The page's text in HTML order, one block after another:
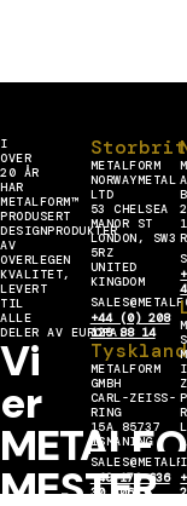
I
OVER
20 ÅR
HAR
METALFORM™
PRODUSERT
DESIGNPRODUKTER
AV
OVERLEGEN
KVALITET,
LEVERT
TIL
ALLE
DELER AV EUROPA.
Vi
er
MESTER
METALFORM
NORWAYMETAL
LTD
53 CHELSEA
MANOR ST
LONDON, SW3
5RZ
UNITED
KINGDOM
+44 (0) 208
129 88 14
Tyskland
METALFORM
GMBH
CARL-ZEISS-
RING
15A 85737
ISMANING
+49 176 636
30 406
2